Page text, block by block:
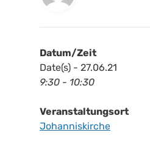
Datum/Zeit
Date(s) - 27.06.21
9:30 - 10:30
Veranstaltungsort
Johanniskirche